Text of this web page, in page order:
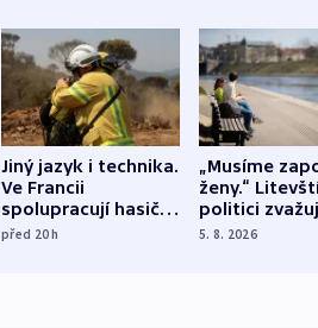
Jiný jazyk i technika.
Ve Francii
spolupracují hasiči z
různých zemí
před 20h
„Musíme
ženy.“
politici
dohodu o
5. 8. 2026